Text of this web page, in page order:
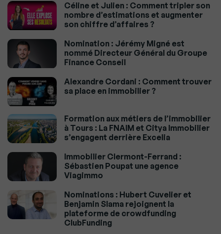
Céline et Julien : Comment tripler son
nombre d’estimations et augmenter
son chiffre d’affaires ?
Nomination : Jérémy Migné est
nommé Directeur Général du Groupe
Finance Conseil
Alexandre Cordani : Comment trouver
sa place en immobilier ?
Formation aux métiers de l’immobilier
à Tours : La FNAIM et Citya Immobilier
s’engagent derrière Excelia
Immobilier Clermont-Ferrand :
Sébastien Poupat une agence
Viagimmo
Nominations : Hubert Cuvelier et
Benjamin Slama rejoignent la
plateforme de crowdfunding
ClubFunding